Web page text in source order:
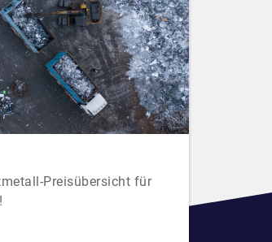
Preisübersicht für